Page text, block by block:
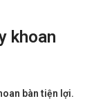
khoan
bàn tiện lợi.